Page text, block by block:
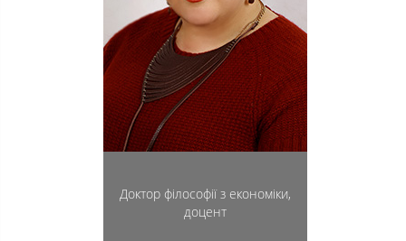
Доктор філософії з економіки,
доцент